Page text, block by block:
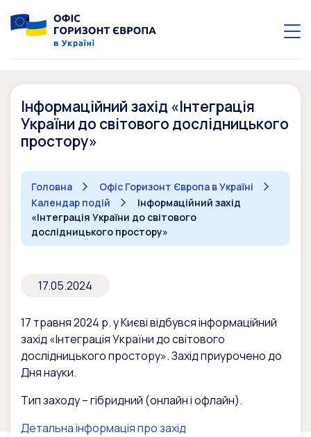
Інформаційний захід «Інтеграція
України до світового дослідницького
простору»
Головна
Офіс Горизонт Європа в Україні
Календар подій
Інформаційний захід
«Інтеграція України до світового
дослідницького простору»
17.05.2024
17 травня 2024 р. у Києві відбувся інформаційний
захід «Інтеграція України до світового
дослідницького простору». Захід приурочено до
Дня науки.
Тип заходу – гібридний (онлайн і офлайн).
Детальна інформація про захід